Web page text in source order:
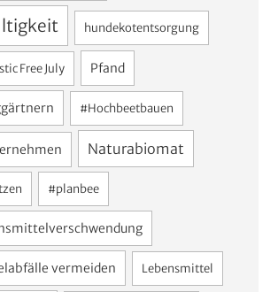
hundekotentsorgung
Free July Pfand
#Hochbeetbauen
Naturabiomat
#planbee
vermeiden Lebensmittel